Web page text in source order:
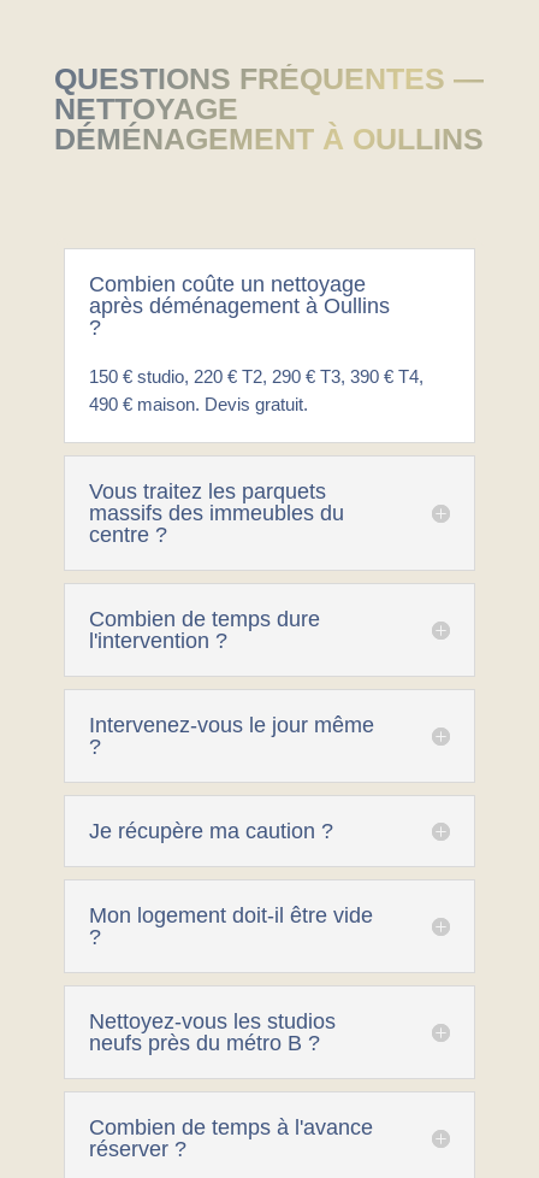
QUESTIONS FRÉQUENTES —
NETTOYAGE
DÉMÉNAGEMENT À OULLINS
Combien coûte un nettoyage
après déménagement à Oullins
?
150 € studio, 220 € T2, 290 € T3, 390 € T4,
490 € maison. Devis gratuit.
Vous traitez les parquets
massifs des immeubles du
centre ?
Combien de temps dure
l'intervention ?
Intervenez-vous le jour même
?
Je récupère ma caution ?
Mon logement doit-il être vide
?
Nettoyez-vous les studios
neufs près du métro B ?
Combien de temps à l'avance
réserver ?